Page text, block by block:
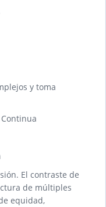
y toma
El contraste de
de múltiples
equidad,